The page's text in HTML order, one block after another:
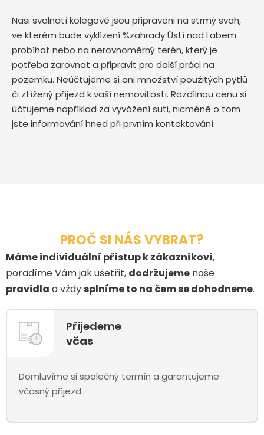
Naši svalnatí kolegové jsou připraveni na strmý svah,
ve kterém bude vyklízení %zahrady Ústí nad Labem
probíhat nebo na nerovnoměrný terén, který je
potřeba zarovnat a připravit pro další práci na
pozemku. Neúčtujeme si ani množství použitých pytlů
či ztížený příjezd k vaší nemovitosti. Rozdílnou cenu si
účtujeme například za vyvážení suti, nicméně o tom
jste informování hned při prvním kontaktování.
PROČ SI NÁS VYBRAT?
Máme individuální přístup k zákazníkovi,
poradíme Vám jak ušetřit, dodržujeme naše
pravidla a vždy splníme to na čem se dohodneme.
Přijedeme
včas
Domluvíme si společný termín a garantujeme
včasný příjezd.